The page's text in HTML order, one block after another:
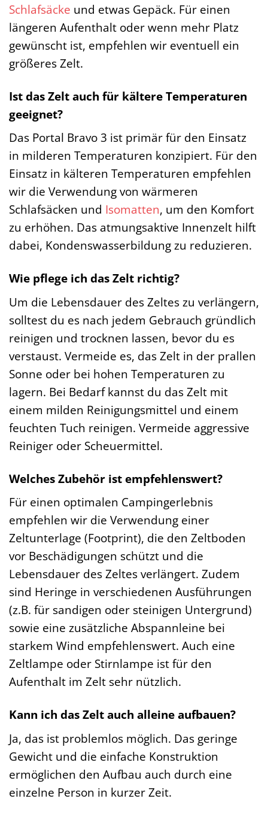
Schlafsäcke und etwas Gepäck. Für einen
längeren Aufenthalt oder wenn mehr Platz
gewünscht ist, empfehlen wir eventuell ein
größeres Zelt.
Ist das Zelt auch für kältere Temperaturen
geeignet?
Das Portal Bravo 3 ist primär für den Einsatz
in milderen Temperaturen konzipiert. Für den
Einsatz in kälteren Temperaturen empfehlen
wir die Verwendung von wärmeren
Schlafsäcken und Isomatten, um den Komfort
zu erhöhen. Das atmungsaktive Innenzelt hilft
dabei, Kondenswasserbildung zu reduzieren.
Wie pflege ich das Zelt richtig?
Um die Lebensdauer des Zeltes zu verlängern,
solltest du es nach jedem Gebrauch gründlich
reinigen und trocknen lassen, bevor du es
verstaust. Vermeide es, das Zelt in der prallen
Sonne oder bei hohen Temperaturen zu
lagern. Bei Bedarf kannst du das Zelt mit
einem milden Reinigungsmittel und einem
feuchten Tuch reinigen. Vermeide aggressive
Reiniger oder Scheuermittel.
Welches Zubehör ist empfehlenswert?
Für einen optimalen Campingerlebnis
empfehlen wir die Verwendung einer
Zeltunterlage (Footprint), die den Zeltboden
vor Beschädigungen schützt und die
Lebensdauer des Zeltes verlängert. Zudem
sind Heringe in verschiedenen Ausführungen
(z.B. für sandigen oder steinigen Untergrund)
sowie eine zusätzliche Abspannleine bei
starkem Wind empfehlenswert. Auch eine
Zeltlampe oder Stirnlampe ist für den
Aufenthalt im Zelt sehr nützlich.
Kann ich das Zelt auch alleine aufbauen?
Ja, das ist problemlos möglich. Das geringe
Gewicht und die einfache Konstruktion
ermöglichen den Aufbau auch durch eine
einzelne Person in kurzer Zeit.